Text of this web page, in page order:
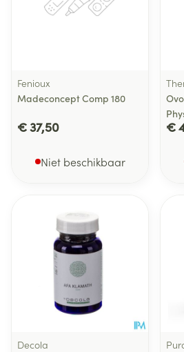
Fenioux
Madeconcept Comp 180
€ 37,50
Niet beschikbaar
€
Decola